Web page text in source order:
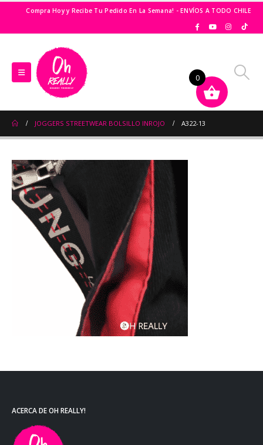
Compra Hoy y Recibe Tu Pedido En La Semana! - ENVÍOS A TODO CHILE
JOGGERS STREETWEAR BOLSILLO INROJO A322-13
ACERCA DE OH REALLY!
0